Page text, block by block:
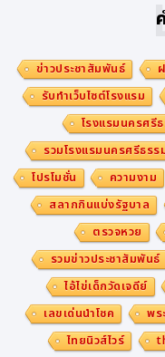
ที่มา : นิปปอน เอ็กซ์เ
โพสต์ : บริษัท ดาต้าเ
เผยแพร่ : พีอาร์ นิวส์
ข่าวประชาสัมพันธ์
รับทำเว็บไซต์โรงแรม
โรงแรมนครศรี
รวมโรงแรมนครศรีธรร
โปรโมชั่น
ความงาม
สลากกินแบ่งรัฐบาล
ตรวจหวย
รวมข่าวประชาสัมพันธ์
ไอ้ไข่เด็กวัดเจดีย์
เลขเด่นนำโชค
พร
ไทยนิวส์ไวร์